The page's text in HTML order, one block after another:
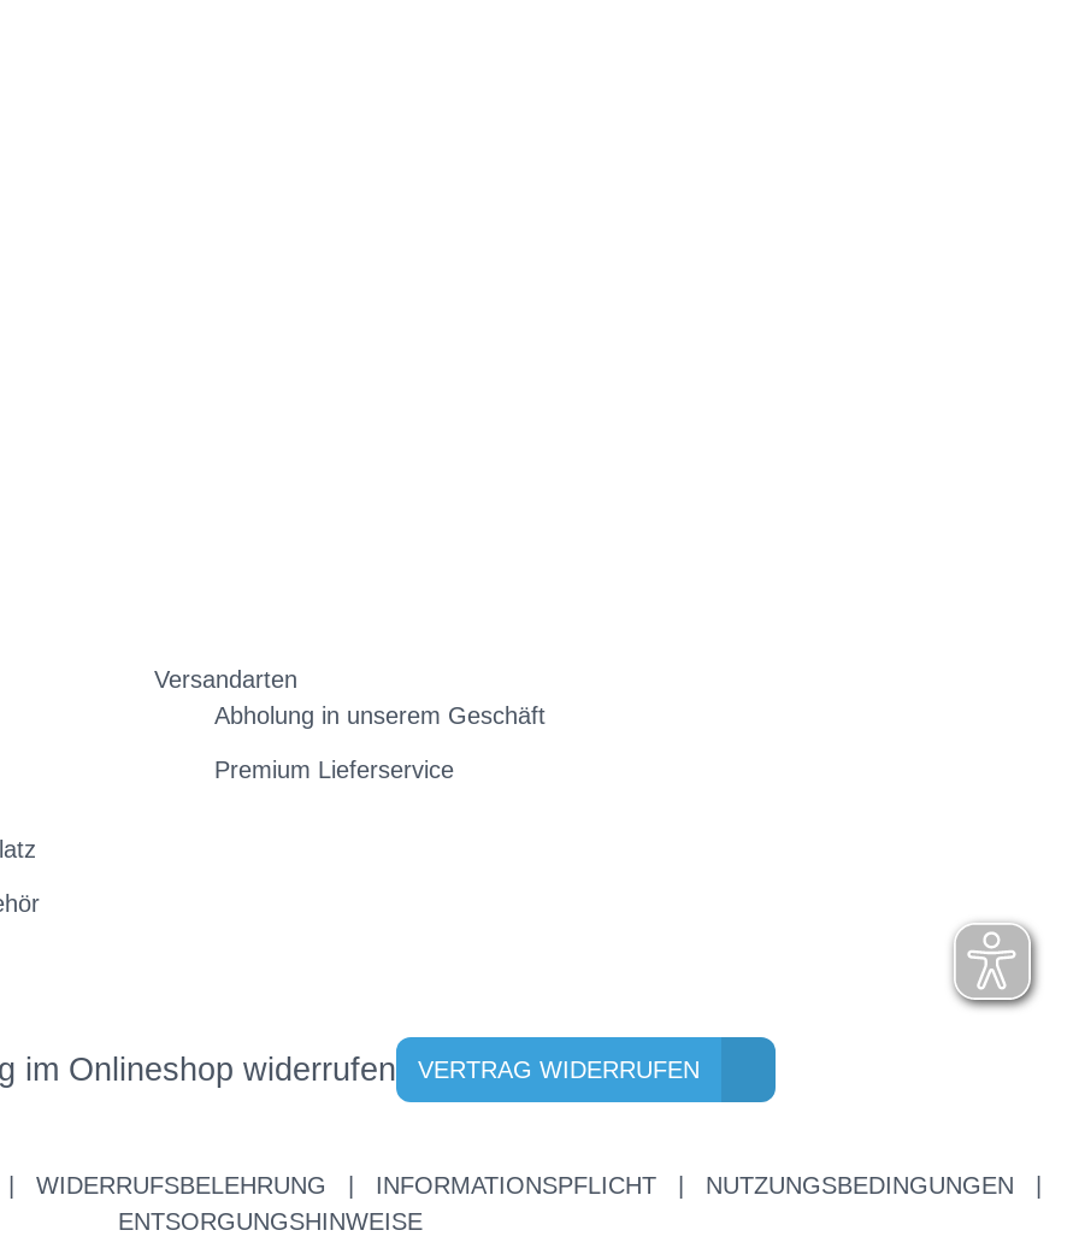
Versandarten
Abholung in unserem Geschäft
Premium Lieferservice
im Onlineshop widerrufen VERTRAG WIDERRUFEN
WIDERRUFSBELEHRUNG INFORMATIONSPFLICHT NUTZUNGSBEDINGUNGEN
ENTSORGUNGSHINWEISE